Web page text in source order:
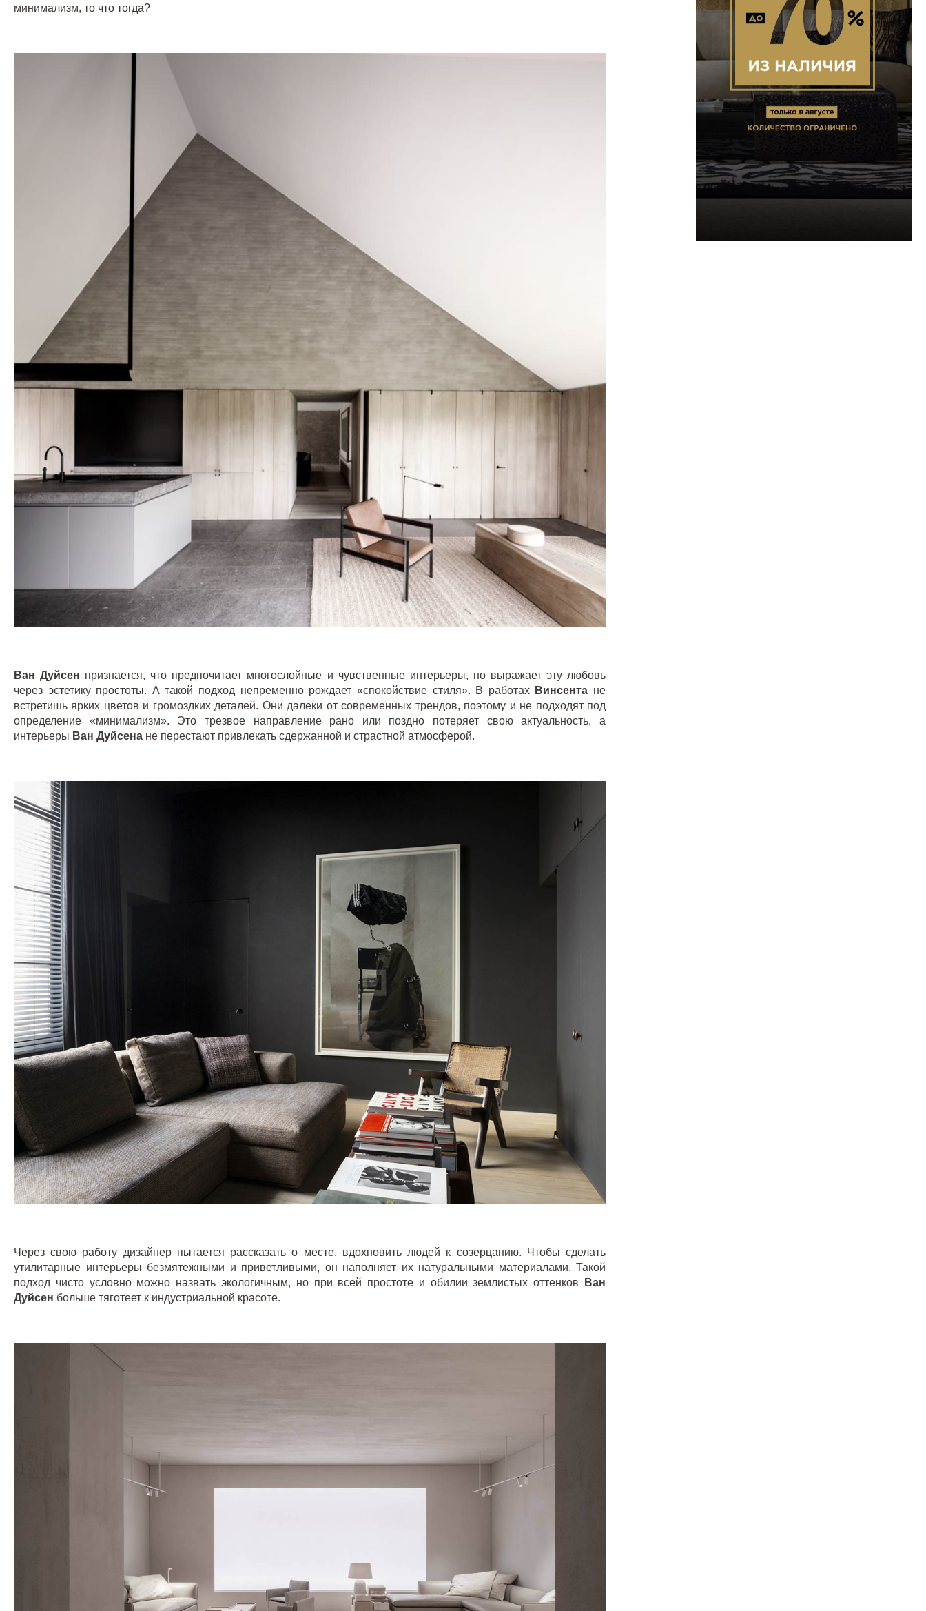
минимализм, то что тогда?
Ван Дуйсен признается, что предпочитает многослойные и чувственные интерьеры, но выражает эту любовь
через эстетику простоты. А такой подход непременно рождает «спокойствие стиля». В работах Винсента не
встретишь ярких цветов и громоздких деталей. Они далеки от современных трендов, поэтому и не подходят под
определение «минимализм». Это трезвое направление рано или поздно потеряет свою актуальность, а
интерьеры Ван Дуйсена не перестают привлекать сдержанной и страстной атмосферой.
Через свою работу дизайнер пытается рассказать о месте, вдохновить людей к созерцанию. Чтобы сделать
утилитарные интерьеры безмятежными и приветливыми, он наполняет их натуральными материалами. Такой
подход чисто условно можно назвать экологичным, но при всей простоте и обилии землистых оттенков
Ван
Дуйсен больше тяготеет к индустриальной красоте.